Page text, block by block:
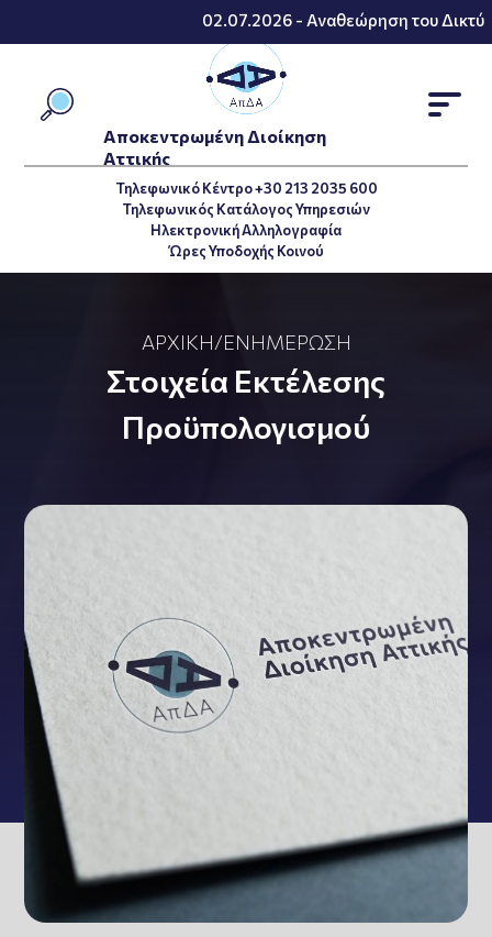
02.07.2026 - Αναθεώρηση του
Τηλεφωνικό Κέντρο +30 213 2035 600
Τηλεφωνικός Κατάλογος Υπηρεσιών
Ηλεκτρονική Αλληλογραφία
Ώρες Υποδοχής Κοινού
Αποκεντρωμένη Διοίκηση
Αττικής
ΑΡΧΙΚΉ/ΕΝΗΜΈΡΩΣΗ
Στοιχεία Εκτέλεσης
Προϋπολογισμού